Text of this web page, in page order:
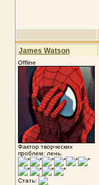
James Watson
Offline
Фактор творческих
проблем: лень.
Стать: